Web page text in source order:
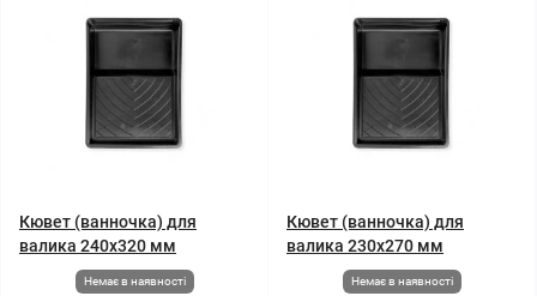
Кювет (ванночка) для
валика 240x320 мм
Немає в наявності
Кювет (ванночка) для
валика 230x270 мм
Немає в наявності